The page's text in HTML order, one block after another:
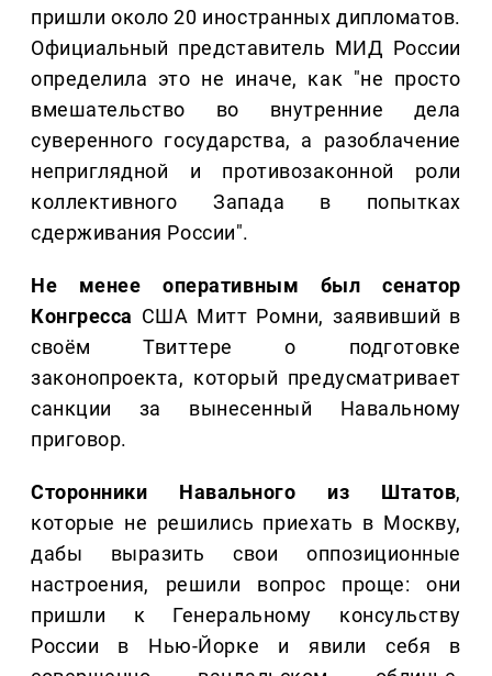
пришли около 20 иностранных дипломатов.
Официальный представитель МИД России
определила это не иначе, как "не просто
вмешательство во внутренние дела
суверенного государства, а разоблачение
неприглядной и противозаконной роли
коллективного Запада в попытках
сдерживания России".
Не менее оперативным был сенатор
Конгресса США Митт Ромни, заявивший в
своём Твиттере о подготовке
законопроекта, который предусматривает
санкции за вынесенный Навальному
приговор.
Сторонники Навального из Штатов,
которые не решились приехать в Москву,
дабы выразить свои оппозиционные
настроения, решили вопрос проще: они
пришли к Генеральному консульству
России в Нью-Йорке и явили себя в